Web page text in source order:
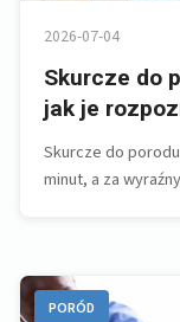
2026-07-04
Skurcze do
jak je
Skurcze do
minut, a za
PORÓD